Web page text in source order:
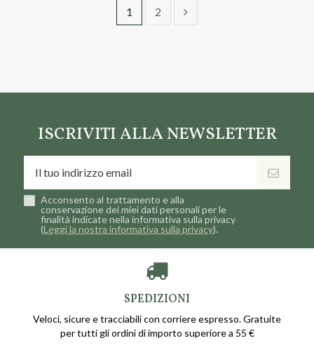
1 2
ISCRIVITI ALLA NEWSLETTER
Acconsento al trattamento e alla
conservazione dei miei dati personali per le
finalità indicate nella informativa sulla privacy
(Leggi la nostra informativa sulla privacy).
SPEDIZIONI
Veloci, sicure e tracciabili con corriere espresso. Gratuite
per tutti gli ordini di importo superiore a 55 €